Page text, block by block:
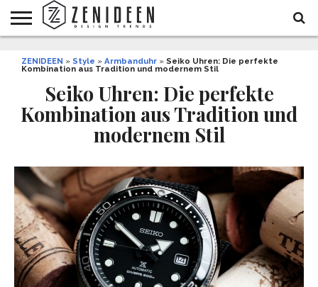
INNENDESIGN
ARCHITEKTUR
GARTEN
UND
LIFESTYLE
DEKO
&
DIY
STYLE
REZEPTE
GESUNDHEIT
WEIHNACHTEN
ZENIDEEN » Style » Armbanduhr » Seiko Uhren: Die perfekte
Kombination aus Tradition und modernem Stil
Seiko Uhren: Die perfekte
Kombination aus Tradition und
modernem Stil